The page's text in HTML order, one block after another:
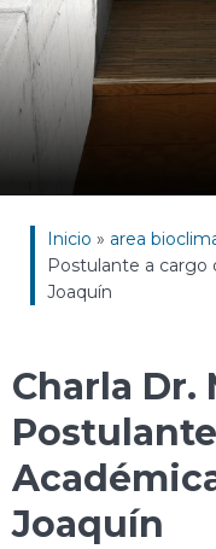
Inicio » area
Postulante a cargo
Joaquín
Charla Dr.
Joaquín